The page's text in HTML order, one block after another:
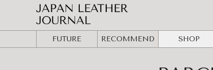
FUTURE RECOMMEND SHOP